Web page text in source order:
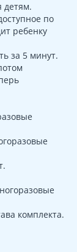
детям.
по
ребенку
за 5 минут.
комплекта.